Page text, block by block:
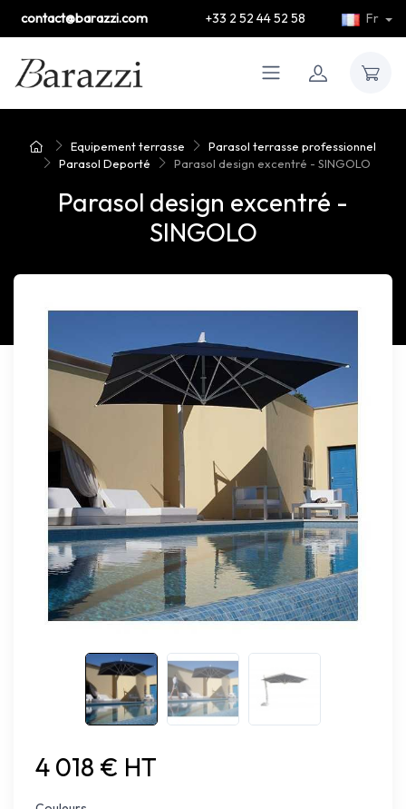
contact@barazzi.com +33 2 52 44 52 58 Fr
Equipement terrasse
Parasol terrasse professionnel
Parasol Deporté
Parasol design excentré - SINGOLO
Parasol design excentré -
SINGOLO
4 018 € HT